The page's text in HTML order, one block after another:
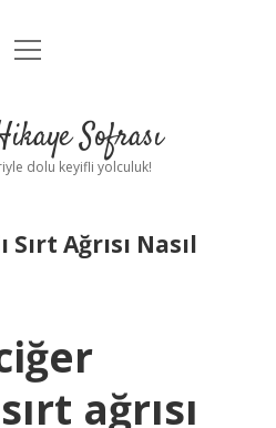
Anasayfa
Uyarı
menüyü
Sofrası
dolu keyifli yolculuk!
Ağrısı Nasıl
ağrısı